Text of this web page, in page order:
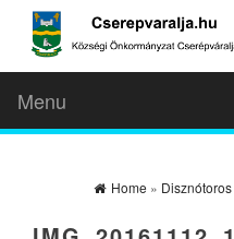
Menu
Home »